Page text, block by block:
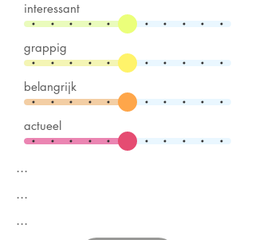
interessant
grappig
belangrijk
actueel
...
...
...